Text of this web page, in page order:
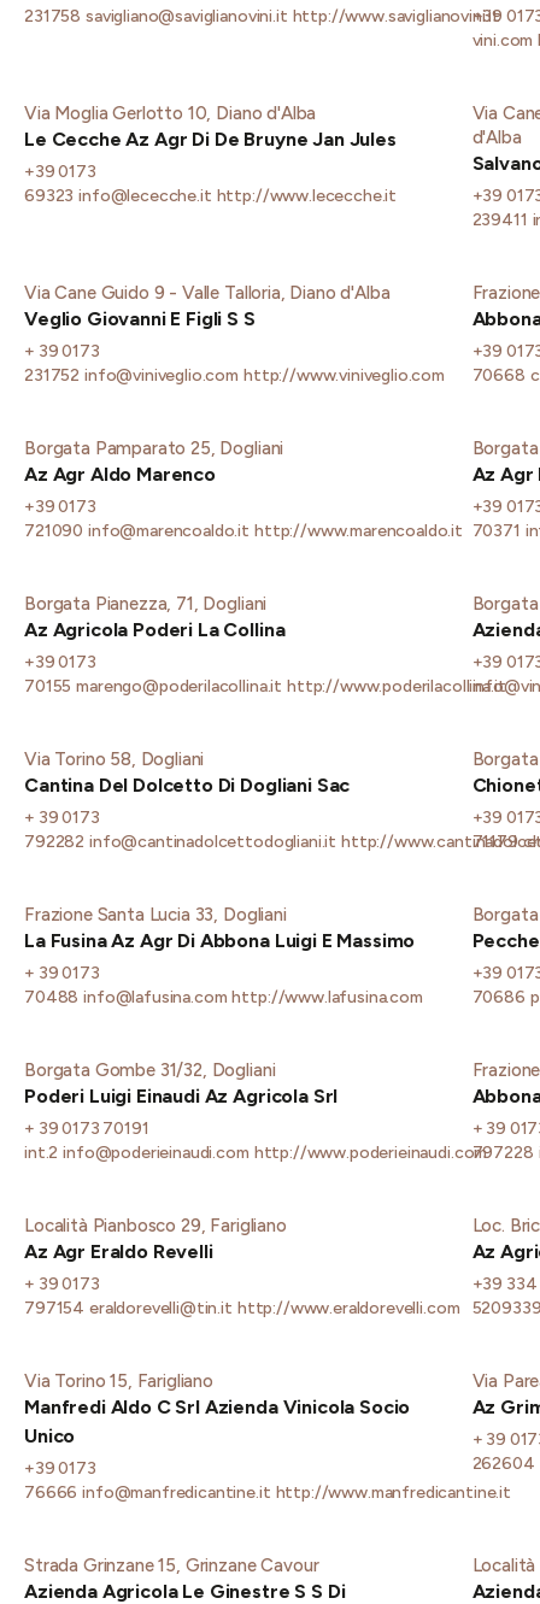
231758 savigliano@saviglianovini.it http://www.saviglianovini.it
+39
vini.com
Via Moglia Gerlotto 10, Diano d'Alba
Le Cecche Az Agr Di De Bruyne Jan Jules
+39 0173
69323 info@lececche.it http://www.lececche.it
Via
d'Alba
+39
239411
Via Cane Guido 9 - Valle Talloria, Diano d'Alba
Veglio Giovanni E Figli S S
+ 39 0173
231752 info@viniveglio.com http://www.viniveglio.com
+39
70668
Borgata Pamparato 25, Dogliani
Az Agr Aldo Marenco
+39 0173
721090 info@marencoaldo.it http://www.marencoaldo.it
Az Agr
+39
70371
Borgata Pianezza, 71, Dogliani
Az Agricola Poderi La Collina
+39 0173
70155 marengo@poderilacollina.it http://www.poderilacollina.it
+39
Via Torino 58, Dogliani
Cantina Del Dolcetto Di Dogliani Sac
+ 39 0173
792282 info@cantinadolcettodogliani.it http://
+39
71179
Frazione Santa Lucia 33, Dogliani
La Fusina Az Agr Di Abbona Luigi E Massimo
+ 39 0173
70488 info@lafusina.com http://www.lafusina.com
+39
70686
Borgata Gombe 31/32, Dogliani
Poderi Luigi Einaudi Az Agricola Srl
+ 39 0173 70191
int.2 info@poderieinaudi.com http://www.poderieinaudi.com
+ 39
797228
Località Pianbosco 29, Farigliano
Az Agr Eraldo Revelli
+ 39 0173
797154 eraldorevelli@tin.it http://www.eraldorevelli.com
Loc.
Az
+39 334
Via Torino 15, Farigliano
Manfredi Aldo C Srl Azienda Vinicola Socio
Unico
+39 0173
76666 info@manfredicantine.it http://www.manfredicantine.it
Via
Az
+ 39
262604
Strada Grinzane 15, Grinzane Cavour
Azienda Agricola Le Ginestre S S Di